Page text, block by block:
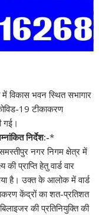
विकास भवन स्थित सभागार
19 टीकाकरण
गई।
निर्देश:-*
नगर निगम क्षेत्र में
प्राप्ति हेतु वार्ड वार
है। उक्त के आलोक में वार्ड
केंद्रों का शत-प्रतिशत
की प्रतिनियुक्ति की